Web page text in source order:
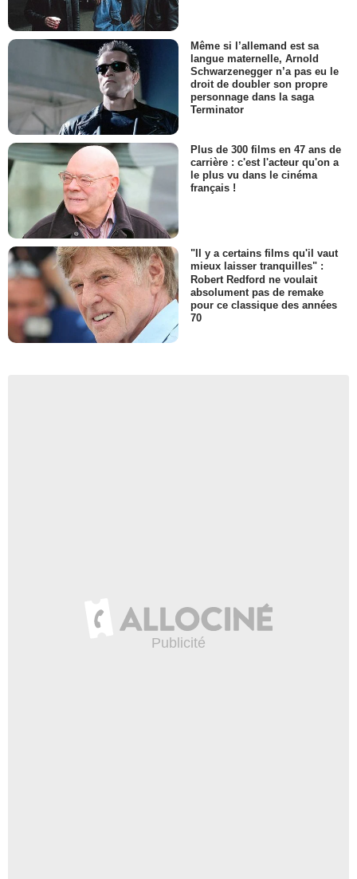
Même si l’allemand est sa
langue maternelle, Arnold
Schwarzenegger n’a pas eu le
droit de doubler son propre
personnage dans la saga
Terminator
Plus de 300 films en 47 ans de
carrière : c'est l'acteur qu'on a
le plus vu dans le cinéma
français !
"Il y a certains films qu'il vaut
mieux laisser tranquilles" :
Robert Redford ne voulait
absolument pas de remake
pour ce classique des années
70